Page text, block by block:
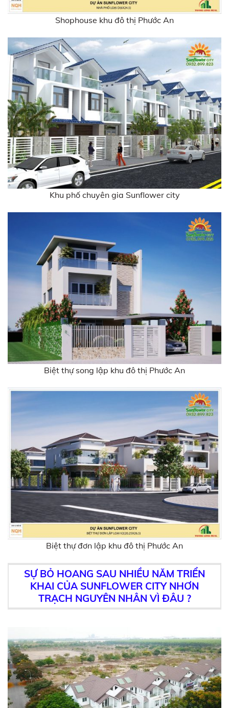
Shophouse khu đô thị Phước An
Khu phố chuyên gia Sunflower city
Biệt thự song lập khu đô thị Phước An
Biệt thự đơn lập khu đô thị Phước An
SỰ BỎ HOANG SAU NHIỀU NĂM TRIỂN
KHAI CỦA SUNFLOWER CITY NHƠN
TRẠCH NGUYÊN NHÂN VÌ ĐÂU ?